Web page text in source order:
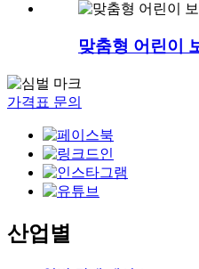
맞춤형 어린이
가격표 문의
산업별